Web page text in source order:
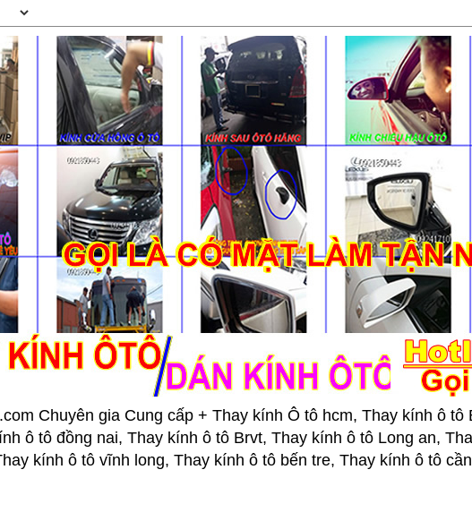
Chuyên gia Cung cấp + Thay kính Ô tô hcm, Thay kính ô
ô tô đồng nai, Thay kính ô tô Brvt, Thay kính ô tô Long an,
kính ô tô vĩnh long, Thay kính ô tô bến tre, Thay kính ô tô